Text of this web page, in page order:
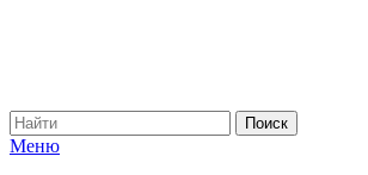
Меню